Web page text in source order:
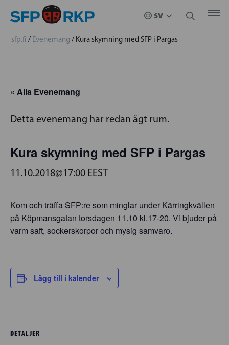
sfp.fi / Evenemang / Kura skymning med SFP i Pargas
« Alla Evenemang
Detta evenemang har redan ägt rum.
Kura skymning med SFP i Pargas
11.10.2018@17:00 EEST
Kom och träffa SFP:re som minglar under Kärringkvällen
på Köpmansgatan torsdagen 11.10 kl.17-20. Vi bjuder på
varm saft, sockerskorpor och mysig samvaro.
Lägg till i kalender
DETALJER